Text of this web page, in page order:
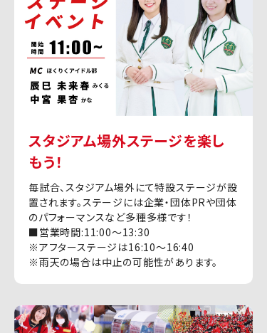
スタジアム場外ステージを楽し
もう！
毎試合、スタジアム場外にて特設ステージが設
置されます。ステージには企業・団体PRや団体
のパフォーマンスなど多種多様です！
■営業時間:11:00〜13:30
※アフターステージは16:10〜16:40
※雨天の場合は中止の可能性があります。